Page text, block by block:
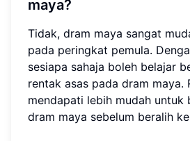
maya?
Tidak, dram maya sangat
pada peringkat pemula.
sesiapa sahaja boleh belajar
rentak asas pada dram maya.
mendapati lebih mudah untuk
dram maya sebelum beralih